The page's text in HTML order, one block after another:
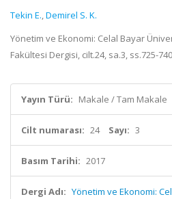
Tekin E.,Demirel S. K.
Yönetim ve Ekonomi: Celal Bayar
Fakültesi Dergisi, cilt.24, sa.3, ss.725-
Yayın Türü: Makale / Tam Makale
Cilt numarası: 24 Sayı: 3
Basım Tarihi: 2017
Dergi Adı: Yönetim ve Ekonomi: